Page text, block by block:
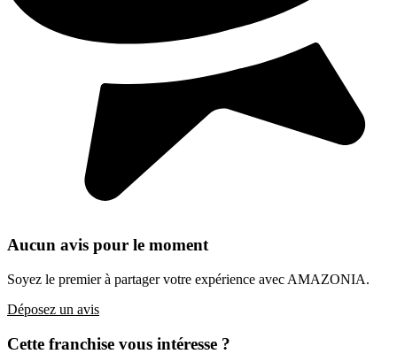
Aucun avis pour le moment
Soyez le premier à partager votre expérience avec AMAZONIA.
Déposez un avis
Cette franchise vous intéresse ?